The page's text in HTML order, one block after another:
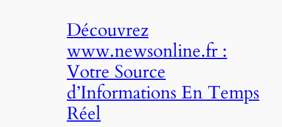
Découvrez
www.newsonline.fr :
Votre Source
d’Informations En Temps
Réel